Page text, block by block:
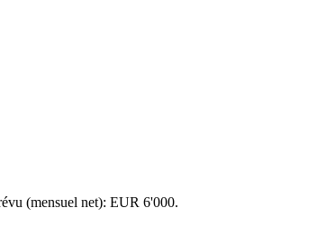
(mensuel net): EUR 6'000.